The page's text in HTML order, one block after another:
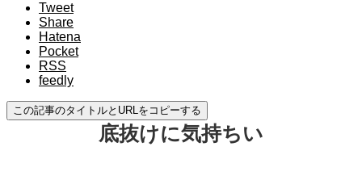
Tweet
Share
Hatena
Pocket
RSS
feedly
この記事のタイトルとURLをコピーする
底抜けに気持ちい